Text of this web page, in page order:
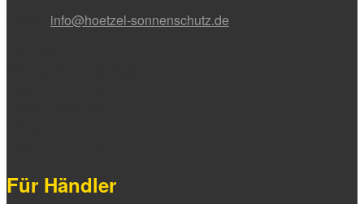
info@hoetzel-sonnenschutz.de
Für Händler